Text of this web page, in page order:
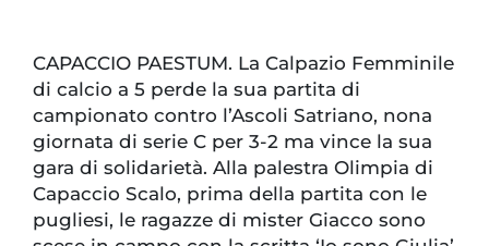
CAPACCIO PAESTUM. La Calpazio Femminile
di calcio a 5 perde la sua partita di
campionato contro l’Ascoli Satriano, nona
giornata di serie C per 3-2 ma vince la sua
gara di solidarietà. Alla palestra Olimpia di
Capaccio Scalo, prima della partita con le
pugliesi, le ragazze di mister Giacco sono